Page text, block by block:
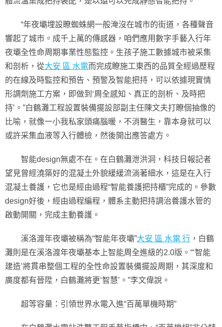
“年夜壩埋設瞭蜘蛛網一般淹沒在城市的街道，各種聲音
響起了城市。成千上萬的傳感器，咱們應用數字手藝入行年
夜壩全性命周期事業性態監控。生孩子施工數據城市被采集
和剖析，從大安 區 水電而完成瞭施工東西的品質全經過歷程
的在線及時監控和預告、預警及智能把持，可以依據現實情
形調劑施工方案，即做到‘周全感知、真正的剖析、及時把
持’。”白鶴灘工程設置裝備擺設部副主任陳文夫打瞭個抽像的
比喻，就像一小我私家頭痛腦暖，不消醫生，靠本身就可以
或許采集血液等入行體檢，然後開出應答處方。
智能design無處不在。在白鶴灘泄洪洞，科技日報記者
望見曾經澆築好的混凝土外貌緩緩流淌著細水，這是在入行
混凝土養護，它也是經由過程“智能養護把持櫃”完成的。參數
design好後，經由過程編程，體系主動把持調治養護水管的
啟動開關，完成主動養護。
溪洛渡年夜壩被稱為“智能年夜壩”大安 區 水電 行 ，白鶴
灘則是在溪洛渡年夜壩基本上智能周全進級的2.0版。“‘智能
建造’將貫串整個工程的全性命設置裝備擺設周期，其深度和
廣度都有晉陞，白鶴灘將更‘智慧’。”李文偉說。
超等容量：引領世界水電入進“百萬單機時期”